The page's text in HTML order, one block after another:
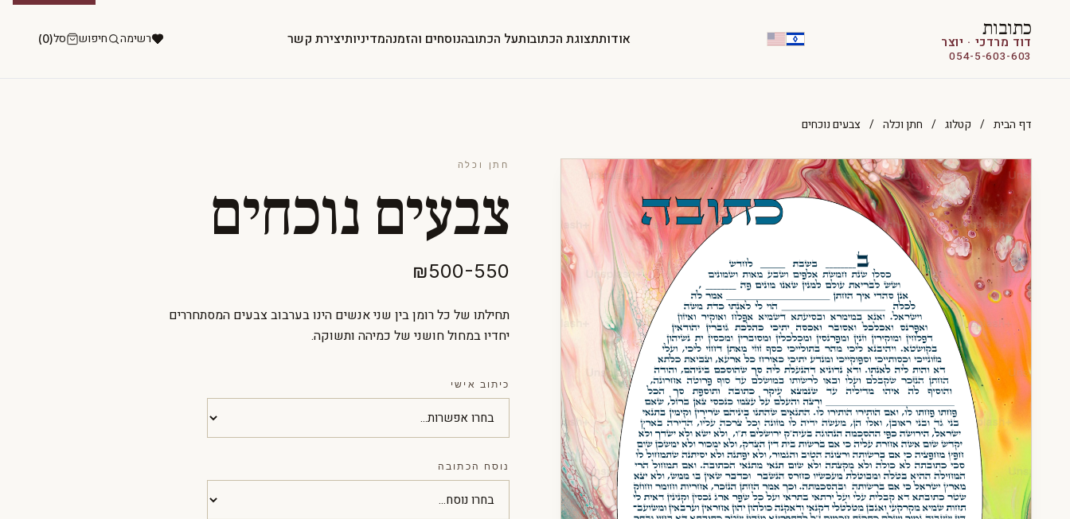
כתובות
דוד מרדכי · יוצר
054-5-603-603
אודותתצוגת הכתובותעל הכתובהנוסחים והזמנהמדיניותיצירת קשר רשימה חיפוש סל(0)
דף הבית / קטלוג / חתן וכלה / צבעים נוכחים
חתן וכלה
צבעים נוכחים
₪500-550
תחילתו של כל רומן בין שני אנשים הינו בערבוב צבעים המסתחררים
יחדיו במחול חושני של כמיהה ותשוקה.
כיתוב אישי
נוסח הכתובה